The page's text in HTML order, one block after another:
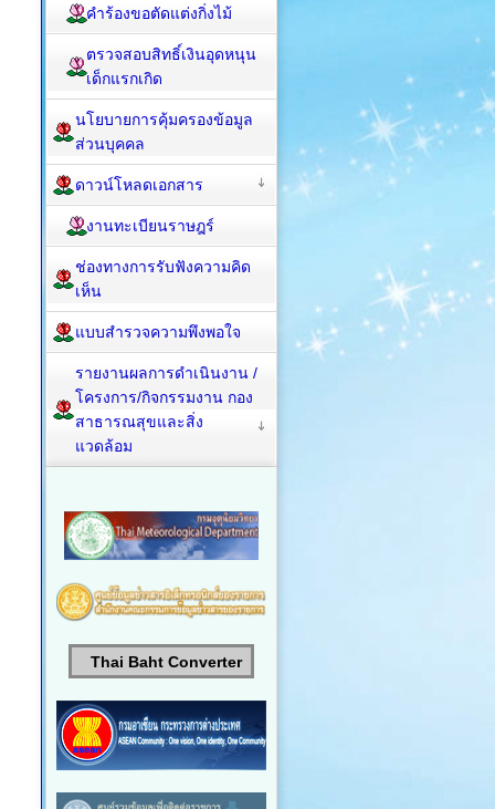
คำร้องขอตัดแต่งกิ่งไม้
ตรวจสอบสิทธิ์เงินอุดหนุน
เด็กแรกเกิด
นโยบายการคุ้มครองข้อมูล
ส่วนบุคคล
ดาวน์โหลดเอกสาร
งานทะเบียนราษฎร์
ช่องทางการรับฟังความคิด
เห็น
แบบสำรวจความพึงพอใจ
รายงานผลการดำเนินงาน /
โครงการ/กิจกรรมงาน กอง
สาธารณสุขและสิ่ง
แวดล้อม
Thai Baht Converter